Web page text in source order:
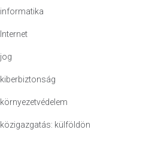
informatika
Internet
jog
kiberbiztonság
környezetvédelem
közigazgatás: külföldön